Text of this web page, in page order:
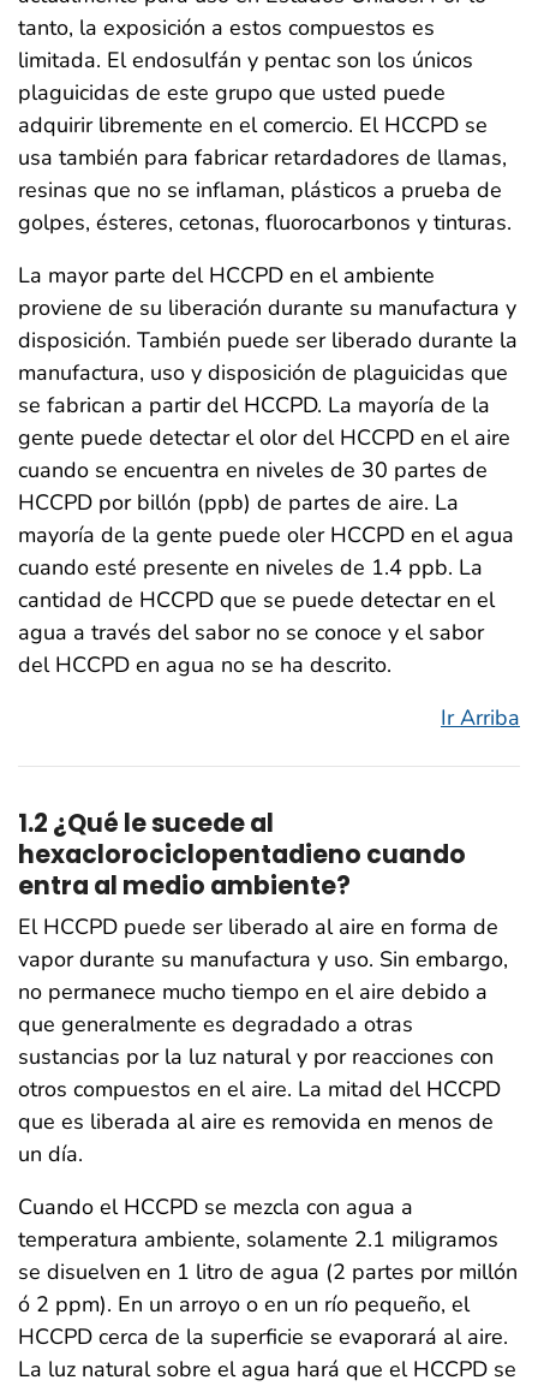
tanto, la exposición a estos compuestos es
limitada. El endosulfán y pentac son los únicos
plaguicidas de este grupo que usted puede
adquirir libremente en el comercio. El HCCPD se
usa también para fabricar retardadores de llamas,
resinas que no se inflaman, plásticos a prueba de
golpes, ésteres, cetonas, fluorocarbonos y tinturas.
La mayor parte del HCCPD en el ambiente
proviene de su liberación durante su manufactura y
disposición. También puede ser liberado durante la
manufactura, uso y disposición de plaguicidas que
se fabrican a partir del HCCPD. La mayoría de la
gente puede detectar el olor del HCCPD en el aire
cuando se encuentra en niveles de 30 partes de
HCCPD por billón (ppb) de partes de aire. La
mayoría de la gente puede oler HCCPD en el agua
cuando esté presente en niveles de 1.4 ppb. La
cantidad de HCCPD que se puede detectar en el
agua a través del sabor no se conoce y el sabor
del HCCPD en agua no se ha descrito.
Ir Arriba
1.2 ¿Qué le sucede al
hexaclorociclopentadieno cuando
entra al medio ambiente?
El HCCPD puede ser liberado al aire en forma de
vapor durante su manufactura y uso. Sin embargo,
no permanece mucho tiempo en el aire debido a
que generalmente es degradado a otras
sustancias por la luz natural y por reacciones con
otros compuestos en el aire. La mitad del HCCPD
que es liberada al aire es removida en menos de
un día.
Cuando el HCCPD se mezcla con agua a
temperatura ambiente, solamente 2.1 miligramos
se disuelven en 1 litro de agua (2 partes por millón
ó 2 ppm). En un arroyo o en un río pequeño, el
HCCPD cerca de la superficie se evaporará al aire.
La luz natural sobre el agua hará que el HCCPD se